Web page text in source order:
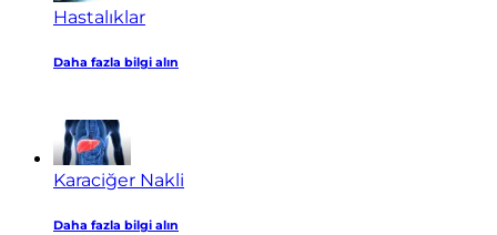
Hastalıklar
Daha fazla bilgi alın
Karaciğer Nakli
Daha fazla bilgi alın